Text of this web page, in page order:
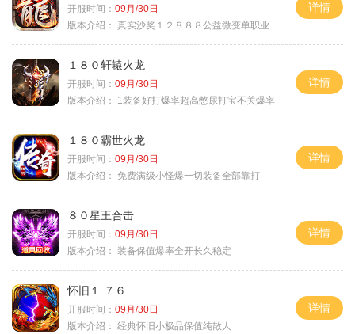
开服时间： 09月/30日
版本介绍： 真实沙奖１２８８８公益微变单职业
详情
１８０轩辕火龙
开服时间： 09月/30日
版本介绍：
1装备好打爆率超高憋尿打宝不关爆率
详情
１８０霸世火龙
开服时间： 09月/30日
版本介绍： 免费满级小怪爆一切装备全部靠打
详情
８０星王合击
开服时间： 09月/30日
版本介绍： 装备保值爆率全开长久稳定
详情
怀旧１.７６
开服时间： 09月/30日
版本介绍： 经典怀旧小极品保值纯散人
详情